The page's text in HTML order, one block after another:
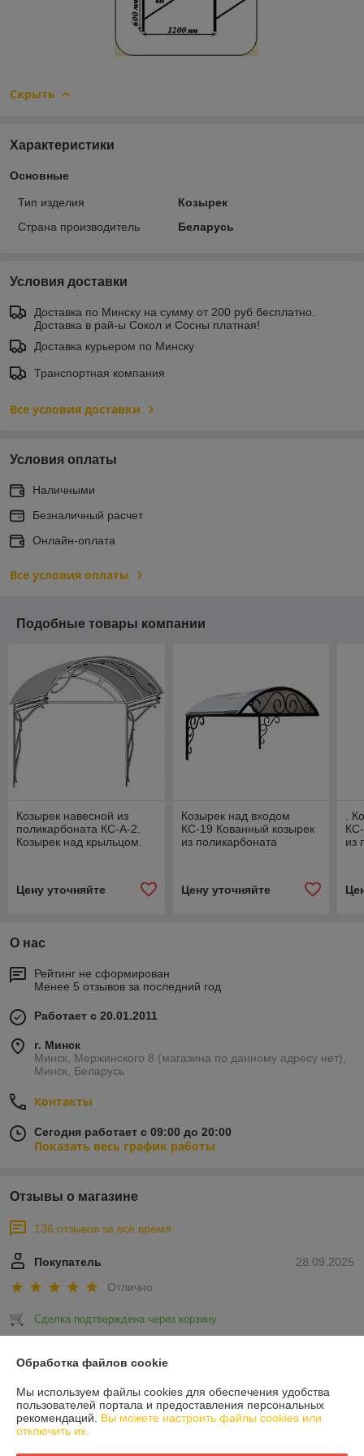
Скрыть
Характеристики
Основные
Тип изделия
Козырек
Страна производитель
Беларусь
Условия доставки
Доставка по Минску на сумму от 200 руб бесплатно.
Доставка в рай-ы Сокол и Сосны платная!
Доставка курьером по Минску
Транспортная компания
Все условия доставки
Условия оплаты
Наличными
Безналичный расчет
Онлайн-оплата
Все условия оплаты
Подобные товары компании
Козырек навесной из
поликарбоната КС-А-2.
Козырек над крыльцом.
Цену уточняйте
Козырек над входом
КС-19 Кованный козырек
из поликарбоната
Цену уточняйте
.
из
О нас
Рейтинг не сформирован
Менее 5 отзывов за последний год
Работает с 20.01.2011
г. Минск
Минск, Мержинского 8 (магазина по данному адресу нет),
Минск, Беларусь
Контакты
Сегодня работает с 09:00 до 20:00
Показать весь график работы
Отзывы о магазине
136 отзывов за всё время
28.09.2025
Покупатель
Отлично
Сделка подтверждена через корзину
Покупатель
Отлично
Заказал перголы для роз.  Чего еще сказать.....молодцы. Привезли
Обработка файлов cookie
Мы используем файлы cookies для обеспечения удобства
пользователей портала и предоставления персональных
рекомендаций. Вы можете настроить файлы cookies или
отключить их.